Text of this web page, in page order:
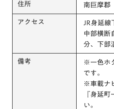
住所 南巨摩
アクセス
JR身延
中部横断
分、下部
備考
※一色ホ
です。
※車載ナ
『身延町
い。